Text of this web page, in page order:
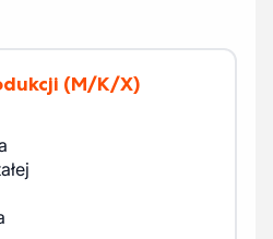
(M/K/X)